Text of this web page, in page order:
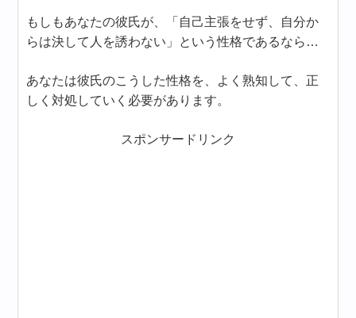
もしもあなたの彼氏が、「自己主張をせず、自分か
らは決して人を誘わない」という性格であるなら…
あなたは彼氏のこうした性格を、よく熟知して、正
しく対処していく必要があります。
スポンサードリンク